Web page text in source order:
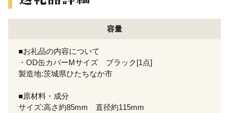
容量
■お礼品の内容について
・OD缶カバーMサイズ ブラック[1点]
製造地:茨城県ひたちなか市
■原材料・成分
サイズ:高さ約85mm 直径約115mm